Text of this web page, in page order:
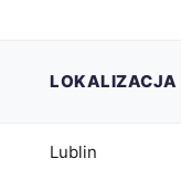
LOKALIZACJA
Lublin